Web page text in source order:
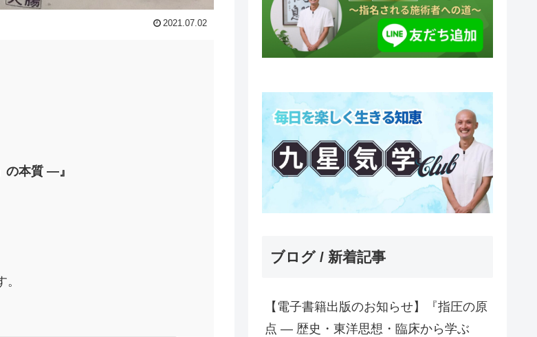
2021.07.02
の本質 ―』
ブログ / 新着記事
【電子書籍出版のお知らせ】『指圧の原
点 ― 歴史・東洋思想・臨床から学ぶ